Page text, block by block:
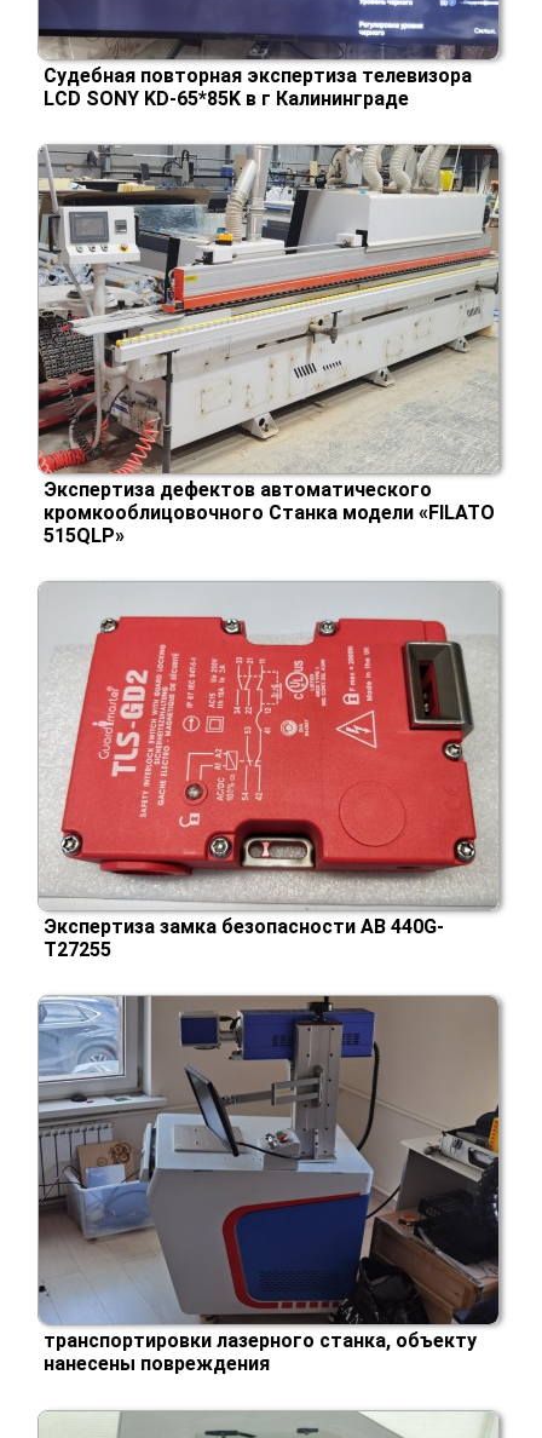
Судебная повторная экспертиза телевизора
LCD SONY KD-65*85K в г Калининграде
Экспертиза дефектов автоматического
кромкооблицовочного Станка модели «FILATO
515QLP»
Экспертиза замка безопасности АВ 440G-
T27255
транспортировки лазерного станка, объекту
нанесены повреждения